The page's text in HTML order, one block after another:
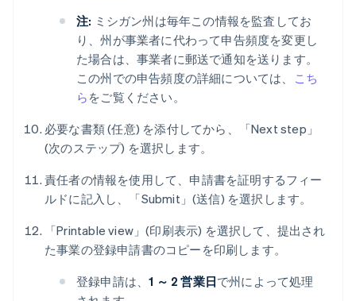
注: ミシガン州は毎年この情報を監査してお
り、州が事業者に代わって申告頻度を変更し
た場合は、事業者に郵送で通知を送ります。
この州での申告頻度の詳細については、
こち
ら をご覧ください。
必要な書類 (任意) を添付してから、「Next step」
(次のステップ) を選択します。
責任者の情報を使用して、申請書を証明するフィー
ルドに記入し、「Submit」(送信) を選択します。
「Printable view」(印刷表示) を選択して、提出され
た事業の登録申請書のコピーを印刷します。
登録申請は、1 ～ 2 営業日で州によって処理